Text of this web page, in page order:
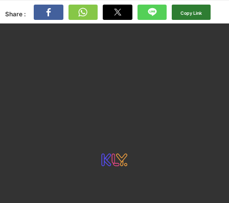
Share : Copy Link